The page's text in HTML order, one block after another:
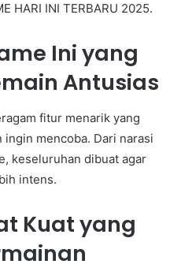
HARI INI TERBARU 2025.
Ini yang
Antusias
fitur menarik yang
mencoba. Dari narasi
keseluruhan dibuat agar
intens.
Kuat yang